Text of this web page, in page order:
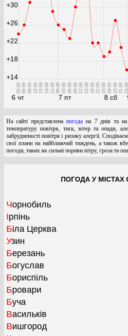
6 чт
03:0006:00 09:00 12:0015:00 18:00 21:00
7 пт
00:00 03:00 06:00 09:0012:00 15:00 18:0021:00
8 сб
03:00 09:00 15:0021:00 03:00
+14
+18
+22
+26
+30
На сайті представленапогода на 7 днів та
температуру повітря, тиск, вітер та опади,
забрудненості повітря і ризику алергії.
свої плани на найближчий тиждень, а також
погоди, таких як сильні пориви вітру, гроза та
ПОГОДА У МІСТАХ
Чорнобиль
Ірпінь
Біла Церква
Узин
Березань
Богуслав
Бориспіль
Бровари
Буча
Васильків
Вишгород